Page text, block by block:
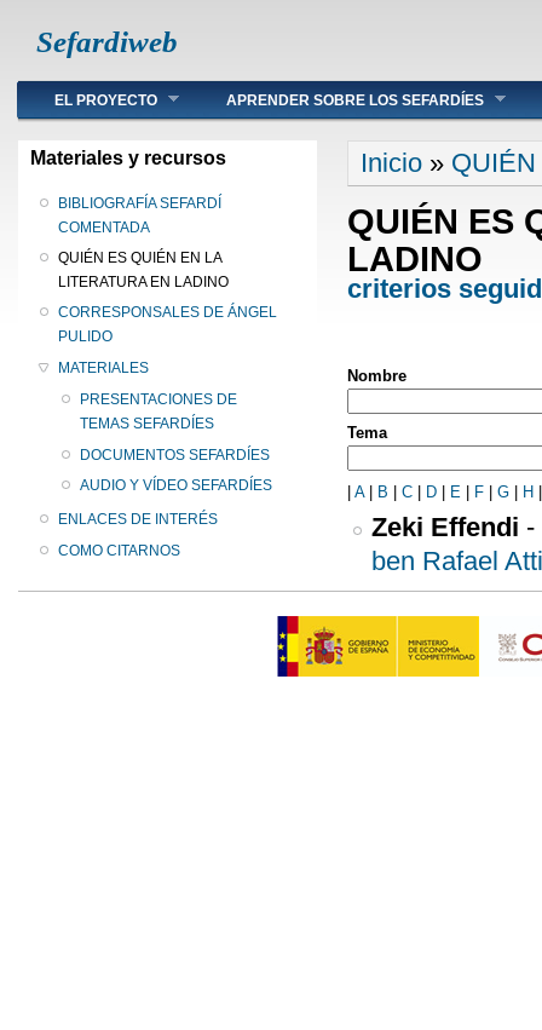
Sefardiweb
Main menu
EL PROYECTO APRENDER SOBRE LOS SEFARDÍES
Materiales y recursos
BIBLIOGRAFÍA SEFARDÍ
COMENTADA
QUIÉN ES QUIÉN EN LA
LITERATURA EN LADINO
CORRESPONSALES DE ÁNGEL
PULIDO
MATERIALES
PRESENTACIONES DE
TEMAS SEFARDÍES
DOCUMENTOS SEFARDÍES
AUDIO Y VÍDEO SEFARDÍES
ENLACES DE INTERÉS
COMO CITARNOS
Se encuentra
Inicio »
QUIÉN ES
LADINO
criterios
Nombre
Tema
A B C D E F G H
Zeki Effendi -
ben Rafael